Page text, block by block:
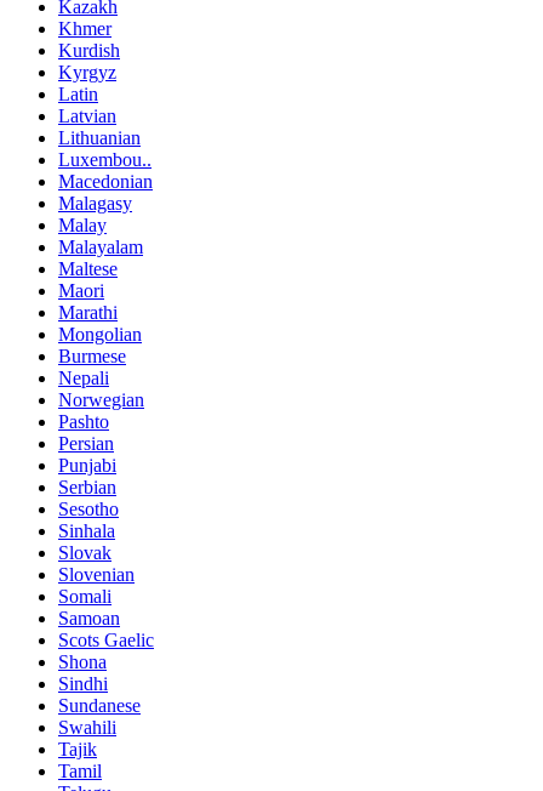
Kazakh
Khmer
Kurdish
Kyrgyz
Latin
Latvian
Lithuanian
Luxembou..
Macedonian
Malagasy
Malay
Malayalam
Maltese
Maori
Marathi
Mongolian
Burmese
Nepali
Norwegian
Pashto
Persian
Punjabi
Serbian
Sesotho
Sinhala
Slovak
Slovenian
Somali
Samoan
Scots Gaelic
Shona
Sindhi
Sundanese
Swahili
Tajik
Tamil